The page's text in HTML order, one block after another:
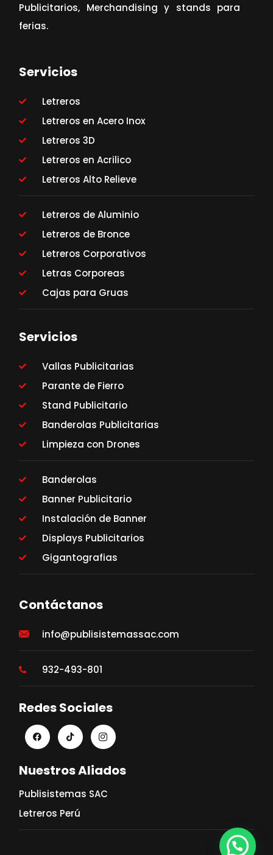
Publicitarios, Merchandising y stands para
ferias.
Servicios
Letreros
Letreros en Acero Inox
Letreros 3D
Letreros en Acrilico
Letreros Alto Relieve
Letreros de Aluminio
Letreros de Bronce
Letreros Corporativos
Letras Corporeas
Cajas para Gruas
Servicios
Vallas Publicitarias
Parante de Fierro
Stand Publicitario
Banderolas Publicitarias
Limpieza con Drones
Banderolas
Banner Publicitario
Instalación de Banner
Displays Publicitarios
Gigantografias
Contáctanos
info@publisistemassac.com
932-493-801
Redes Sociales
Nuestros Aliados
Publisistemas SAC
Letreros Perú